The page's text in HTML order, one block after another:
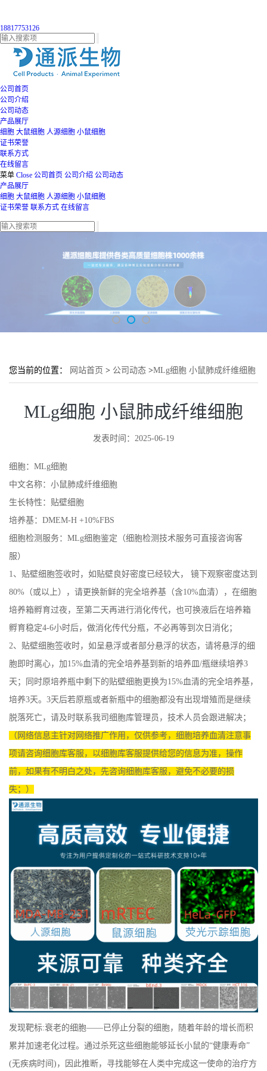
18817753126
公司首页
公司介绍
公司动态
产品展厅
细胞 大鼠细胞 人源细胞 小鼠细胞
证书荣誉
联系方式
在线留言
菜单 Close 公司首页 公司介绍 公司动态
产品展厅
细胞 大鼠细胞 人源细胞 小鼠细胞
证书荣誉 联系方式 在线留言
您当前的位置： 网站首页 > 公司动态 >MLg细胞 小鼠肺成纤维细胞
MLg细胞 小鼠肺成纤维细胞
发表时间：2025-06-19
细胞：MLg细胞
中文名称：小鼠肺成纤维细胞
生长特性：贴壁细胞
培养基：DMEM-H +10%FBS
细胞检测服务：MLg细胞鉴定（细胞检测技术服务可直接咨询客
服）
1、贴壁细胞签收时，如贴壁良好密度已经较大， 镜下观察密度达到
80%（或以上），请更换新鲜的完全培养基（含10%血清），在细胞
培养箱孵育过夜，至第二天再进行消化传代，也可换液后在培养箱
孵育稳定4-6小时后，做消化传代分瓶，不必再等到次日消化；
2、贴壁细胞签收时，如呈悬浮或者部分悬浮的状态，请将悬浮的细
胞即时离心，加15%血清的完全培养基到新的培养皿/瓶继续培养3
天；同时原培养瓶中剩下的贴壁细胞更换为15%血清的完全培养基，
培养3天。3天后若原瓶或者新瓶中的细胞都没有出现增殖而是继续
脱落死亡，请及时联系我司细胞库管理员，技术人员会跟进解决；
（网络信息主针对网络推广作用，仅供参考，细胞培养血清注意事
项请咨询细胞库客服，以细胞库客服提供给您的信息为准，操作
前，如果有不明白之处，先咨询细胞库客服，避免不必要的损
失；）
发现靶标:衰老的细胞——已停止分裂的细胞，随着年龄的增长而积
累并加速老化过程。通过杀死这些细胞能够延长小鼠的“健康寿命”
(无疾病时间)，因此推断，寻找能够在人类中完成这一使命的治疗方